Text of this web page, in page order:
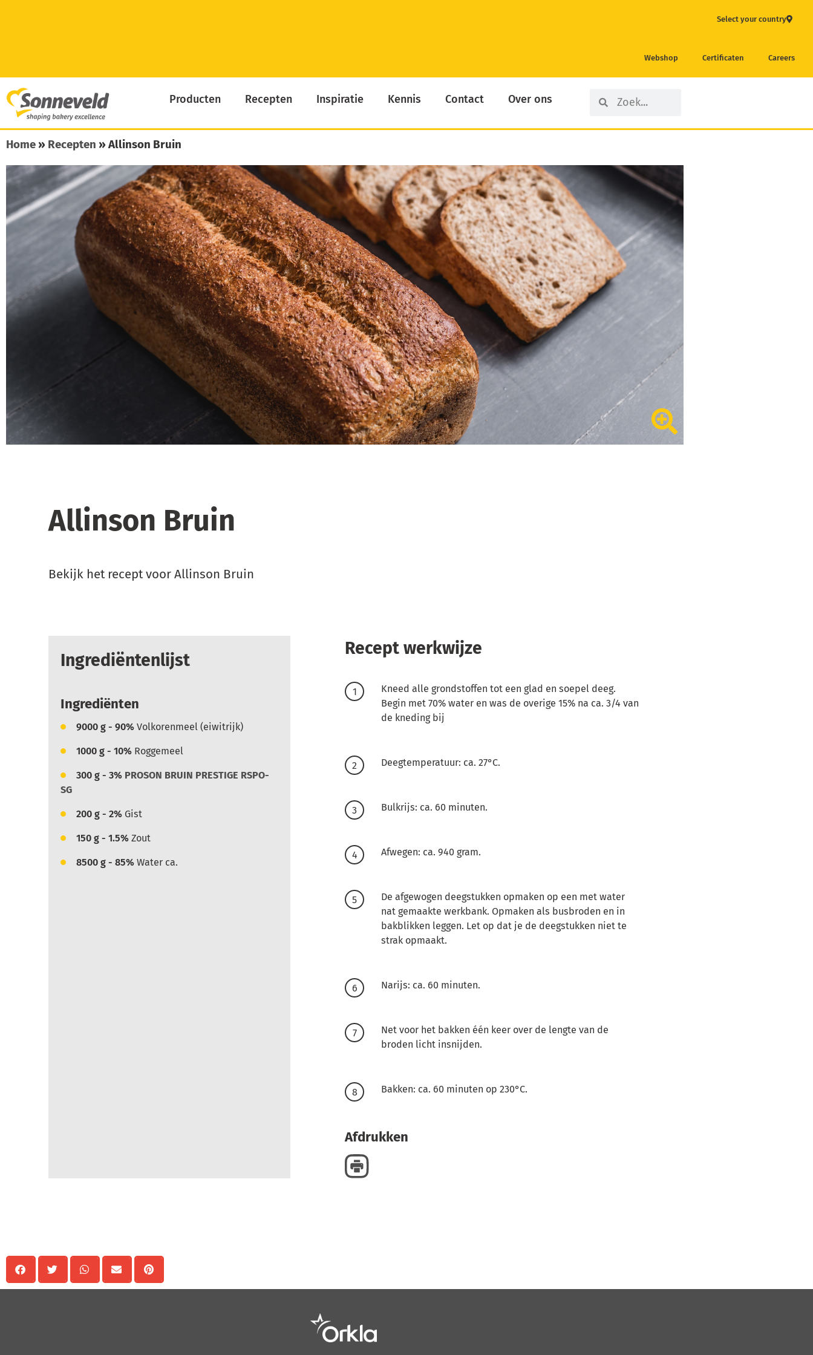
Select your country
Webshop Certificaten Careers
Producten Recepten Inspiratie Kennis Contact Over ons SearchSearch
Home» Recepten » Allinson Bruin
Allinson Bruin
Bekijk het recept voor Allinson Bruin
Ingrediëntenlijst
Ingrediënten
9000 g - 90% Volkorenmeel (eiwitrijk)
1000 g - 10% Roggemeel
300 g - 3% PROSON BRUIN PRESTIGE RSPO-
SG
200 g - 2% Gist
150 g - 1.5% Zout
8500 g - 85% Water ca.
Recept werkwijze
Kneed alle grondstoffen tot een glad en soepel deeg.
Begin met 70% water en was de overige 15% na ca. 3/4 van
de kneding bij
Deegtemperatuur: ca. 27°C.
Bulkrijs: ca. 60 minuten.
Afwegen: ca. 940 gram.
De afgewogen deegstukken opmaken op een met water
nat gemaakte werkbank. Opmaken als busbroden en in
bakblikken leggen. Let op dat je de deegstukken niet te
strak opmaakt.
Narijs: ca. 60 minuten.
Net voor het bakken één keer over de lengte van de
broden licht insnijden.
Bakken: ca. 60 minuten op 230°C.
Afdrukken